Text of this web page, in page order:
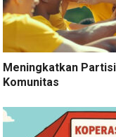
Meningkatkan
Komunitas